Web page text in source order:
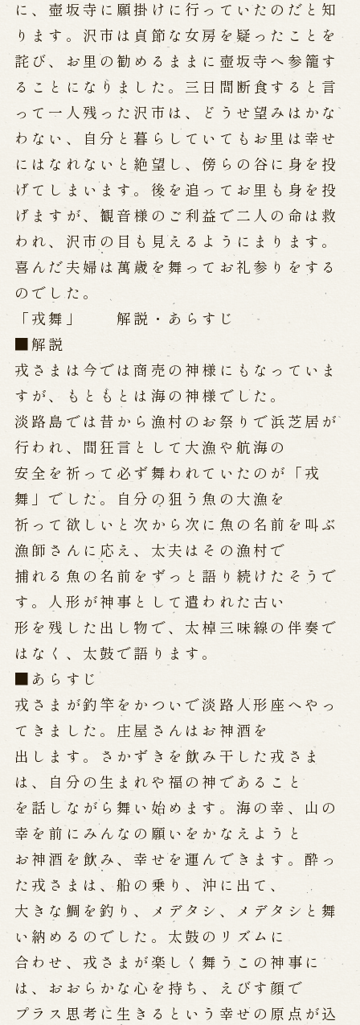
に、壺坂寺に願掛けに行っていたのだと知
ります。沢市は貞節な女房を疑ったことを
詫び、お里の勧めるままに壺坂寺へ参籠す
ることになりました。三日間断食すると言
って一人残った沢市は、どうせ望みはかな
わない、自分と暮らしていてもお里は幸せ
にはなれないと絶望し、傍らの谷に身を投
げてしまいます。後を追ってお里も身を投
げますが、観音様のご利益で二人の命は救
われ、沢市の目も見えるようにまります。
喜んだ夫婦は萬歳を舞ってお礼参りをする
のでした。
「戎舞」 解説・あらすじ
■解説
戎さまは今では商売の神様にもなっていま
すが、もともとは海の神様でした。
淡路島では昔から漁村のお祭りで浜芝居が
行われ、間狂言として大漁や航海の
安全を祈って必ず舞われていたのが「戎
舞」でした。自分の狙う魚の大漁を
祈って欲しいと次から次に魚の名前を叫ぶ
漁師さんに応え、太夫はその漁村で
捕れる魚の名前をずっと語り続けたそうで
す。人形が神事として遣われた古い
形を残した出し物で、太棹三味線の伴奏で
はなく、太鼓で語ります。
■あらすじ
戎さまが釣竿をかついで淡路人形座へやっ
てきました。庄屋さんはお神酒を
出します。さかずきを飲み干した戎さま
は、自分の生まれや福の神であること
を話しながら舞い始めます。海の幸、山の
幸を前にみんなの願いをかなえようと
お神酒を飲み、幸せを運んできます。酔っ
た戎さまは、船の乗り、沖に出て、
大きな鯛を釣り、メデタシ、メデタシと舞
い納めるのでした。太鼓のリズムに
合わせ、戎さまが楽しく舞うこの神事に
は、おおらかな心を持ち、えびす顔で
プラス思考に生きるという幸せの原点が込